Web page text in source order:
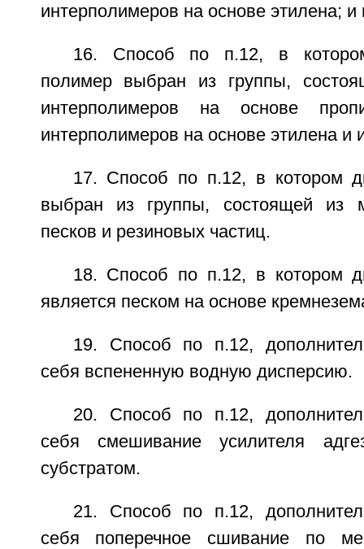
интерполимеров на основе этилена;
16. Способ по п.12, в
полимер выбран из группы,
интерполимеров на основе
интерполимеров на основе этилена и
17. Способ по п.12, в котором
выбран из группы, состоящей из
песков и резиновых частиц.
18. Способ по п.12, в котором
является песком на основе
19. Способ по п.12,
себя вспененную водную дисперсию.
20. Способ по п.12,
себя смешивание усилителя
субстратом.
21. Способ по п.12,
себя поперечное сшивание по